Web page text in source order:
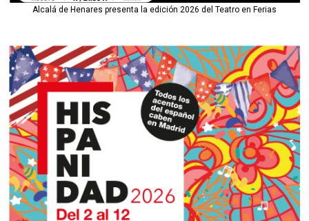
Alcalá de Henares presenta la edición 2026 del Teatro en Ferias